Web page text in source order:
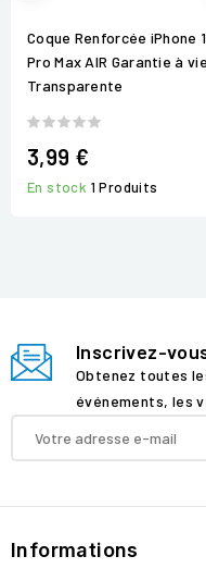
Coque Renforcée iPhone
Pro Max AIR Garantie à vie
Transparente
3,99 €
En stock 1 Produits
Inscrivez-
Obtenez toutes
événements, les
Informations